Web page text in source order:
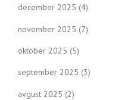
december 2025 (4)
november 2025 (7)
oktober 2025 (5)
september 2025 (3)
avgust 2025 (2)